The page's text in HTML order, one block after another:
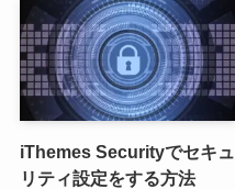
iThemes Securityでセキュ
リティ設定をする方法